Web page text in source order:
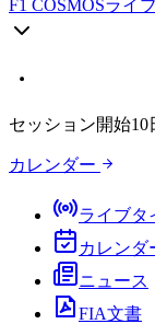
F1 COSMOSライ
セッション開始10
カレンダー
ライブタ
カレンダ
ニュース
FIA文書